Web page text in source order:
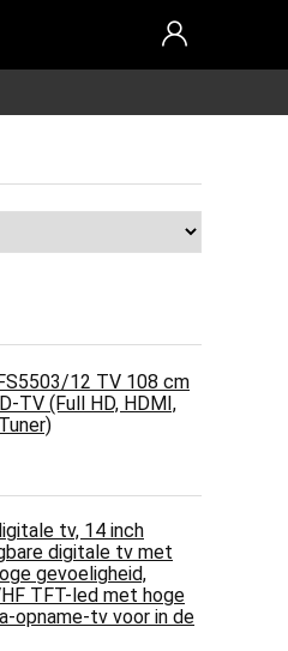
12 TV 108 cm
TV (Full HD, HDMI,
tv, 14 inch
digitale tv met
gevoeligheid,
TFT-led met hoge
opname-tv voor in de